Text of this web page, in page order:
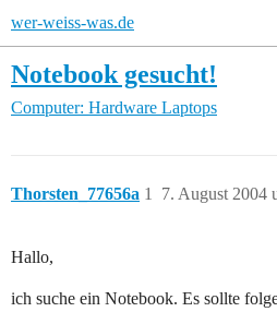
wer-weiss-was.de
Notebook gesucht!
Computer: Hardware Laptops
Thorsten_77656a 7. August 2004
1
Hallo,
ich suche ein Notebook. Es sollte